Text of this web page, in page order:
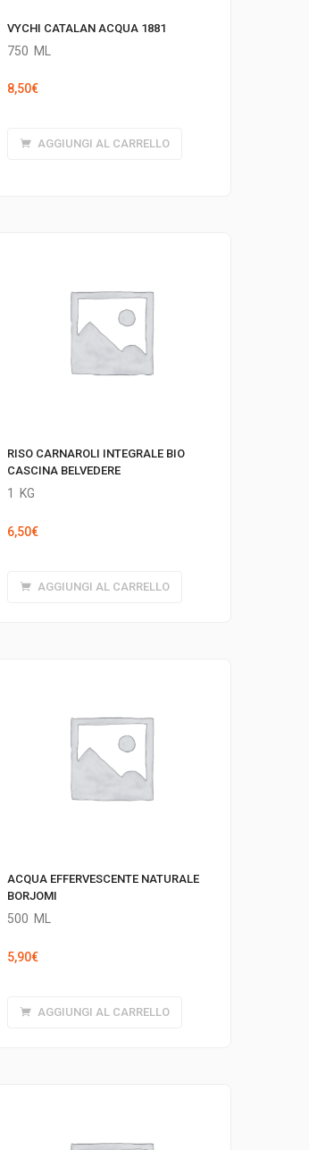
VYCHI CATALAN ACQUA 1881
750 ML
8,50€
AGGIUNGI AL CARRELLO
RISO CARNAROLI INTEGRALE BIO
CASCINA BELVEDERE
1 KG
6,50€
AGGIUNGI AL CARRELLO
ACQUA EFFERVESCENTE NATURALE
BORJOMI
500 ML
5,90€
AGGIUNGI AL CARRELLO